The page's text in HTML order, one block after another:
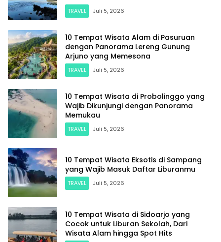
TRAVEL Juli 5, 2026
10 Tempat Wisata Alam di Pasuruan
dengan Panorama Lereng Gunung
Arjuno yang Memesona
TRAVEL Juli 5, 2026
10 Tempat Wisata di Probolinggo yang
Wajib Dikunjungi dengan Panorama
Memukau
TRAVEL Juli 5, 2026
10 Tempat Wisata Eksotis di Sampang
yang Wajib Masuk Daftar Liburanmu
TRAVEL Juli 5, 2026
10 Tempat Wisata di Sidoarjo yang
Cocok untuk Liburan Sekolah, Dari
Wisata Alam hingga Spot Hits